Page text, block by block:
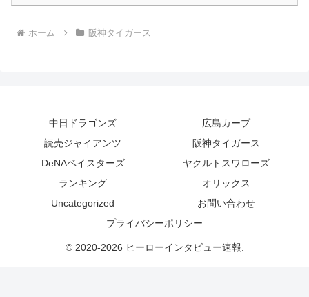
ホーム 阪神タイガース
中日ドラゴンズ
広島カープ
読売ジャイアンツ
阪神タイガース
DeNAベイスターズ
ヤクルトスワローズ
ランキング
オリックス
Uncategorized
お問い合わせ
プライバシーポリシー
© 2020-2026 ヒーローインタビュー速報.